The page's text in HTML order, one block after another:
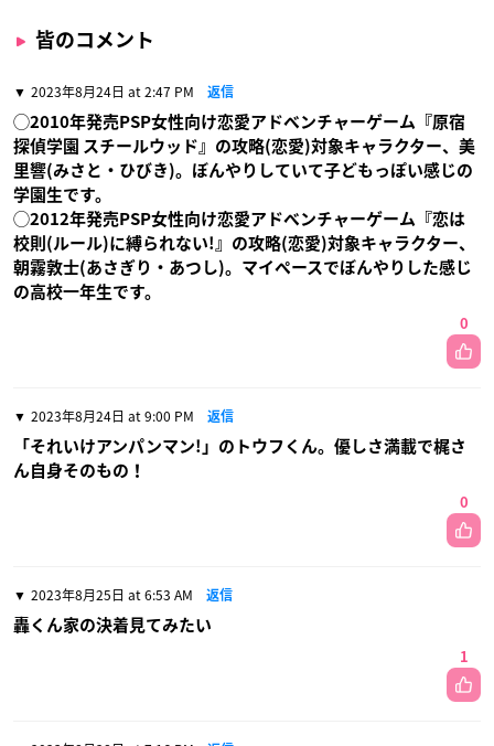
皆のコメント
2023年8月24日 at 2:47 PM 返信
◯2010年発売PSP女性向け恋愛アドベンチャーゲーム『原宿
探偵学園 スチールウッド』の攻略(恋愛)対象キャラクター、美
里響(みさと・ひびき)。ぼんやりしていて子どもっぽい感じの
学園生です。
◯2012年発売PSP女性向け恋愛アドベンチャーゲーム『恋は
校則(ルール)に縛られない!』の攻略(恋愛)対象キャラクター、
朝霧敦士(あさぎり・あつし)。マイペースでぼんやりした感じ
の高校一年生です。
0
2023年8月24日 at 9:00 PM 返信
「それいけアンパンマン!」のトウフくん。優しさ満載で梶さ
ん自身そのもの！
0
2023年8月25日 at 6:53 AM 返信
轟くん家の決着見てみたい
1